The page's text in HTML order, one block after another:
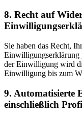
8. Recht auf
Sie haben das Recht,
Einwilligungserklärung
der Einwilligung wird
Einwilligung bis zum
9. Automatisierte
einschließlich